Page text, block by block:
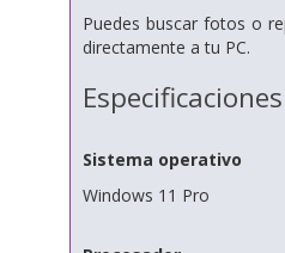
Puedes buscar fotos o
directamente a tu PC.
Especificaciones
Sistema operativo
Windows 11 Pro